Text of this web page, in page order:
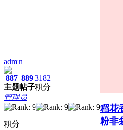
admin
887
主题
889
帖子
3182
积分
管理员
积分
稻花
粉非